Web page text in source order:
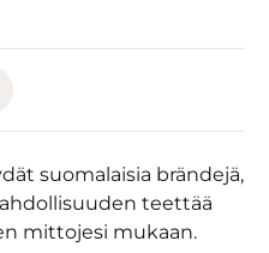
suomalaisia brändejä,
teettää
mittojesi mukaan.